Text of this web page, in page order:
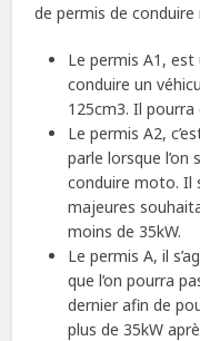
de permis de
Le permis A1,
conduire un
125cm3. Il pourra
Le permis A2,
parle lorsque l’on
conduire moto. Il
majeures
moins de 35kW.
Le permis A, il
que l’on pourra
dernier afin de
plus de 35kW